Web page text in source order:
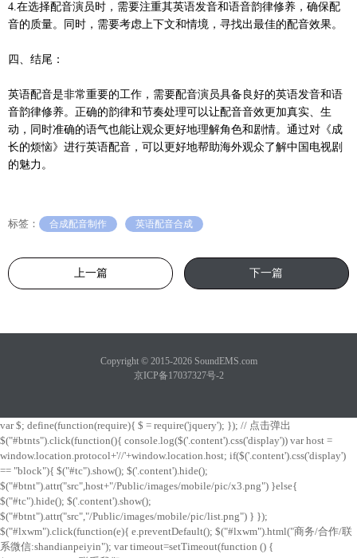
4.在选择配音演员时，需要注重其英语发音和语音韵律修养，确保配
音的质量。同时，需要考虑上下文和情境，寻找出最佳的配音效果。
四、结尾：
英语配音是非常重要的工作，需要配音演员具备良好的英语发音和语
音韵律修养。正确的韵律和节奏处理可以让配音音效更加真实、生
动，同时准确的语气也能让观众更好地理解角色和剧情。通过对《成
长的烦恼》进行英语配音，可以更好地帮助海外观众了解中国电视剧
的魅力。
标签： 合成配音制作 英语配音合成
上一篇 下一篇
Copyright © 2015-2026 SoundEMS.com
京ICP备17037327号-2
var $; define(function(require){ $ = require('jquery'); }); // 点击弹出
$("#btnts").click(function(){ console.log($('.content').css('display')) var host =
window.location.protocol+'//'+window.location.host; if($('.content').css('display')
== "block"){ $("#tc").show(); $('.content').hide();
$("#btnt").attr("src",host+"/Public/images/mobile/pic/x3.png") }else{
$("#tc").hide(); $('.content').show();
$("#btnt").attr("src","/Public/images/mobile/pic/list.png") } });
$("#lxwm").click(function(e){ e.preventDefault(); $("#lxwm").html("商务/合作/联
系微信:shandianpeiyin"); var timeout=setTimeout(function () {